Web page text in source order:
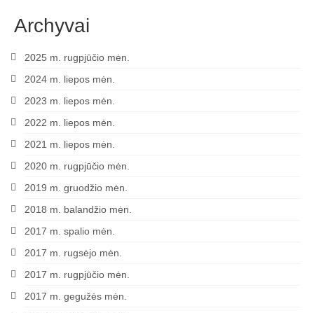
2016 trečios lenktynės
2016-3 lenktynės/FPV susitikimas –
dienotvarkė, tikslai
2016 trečių lenktynių media
Minikopterių lenktynių taisyklės (2016-3)
Trasos schema (2016-3)
2017 pirmos lėktuvų lenktynės
Lėktuvų lenktynių taisyklės – 2017-1
Archyvai
2025 m. rugpjūčio mėn.
2024 m. liepos mėn.
2023 m. liepos mėn.
2022 m. liepos mėn.
2021 m. liepos mėn.
2020 m. rugpjūčio mėn.
2019 m. gruodžio mėn.
2018 m. balandžio mėn.
2017 m. spalio mėn.
2017 m. rugsėjo mėn.
2017 m. rugpjūčio mėn.
2017 m. gegužės mėn.